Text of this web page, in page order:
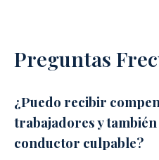
Preguntas
¿Puedo recibir
trabajadores y
conductor culpable?